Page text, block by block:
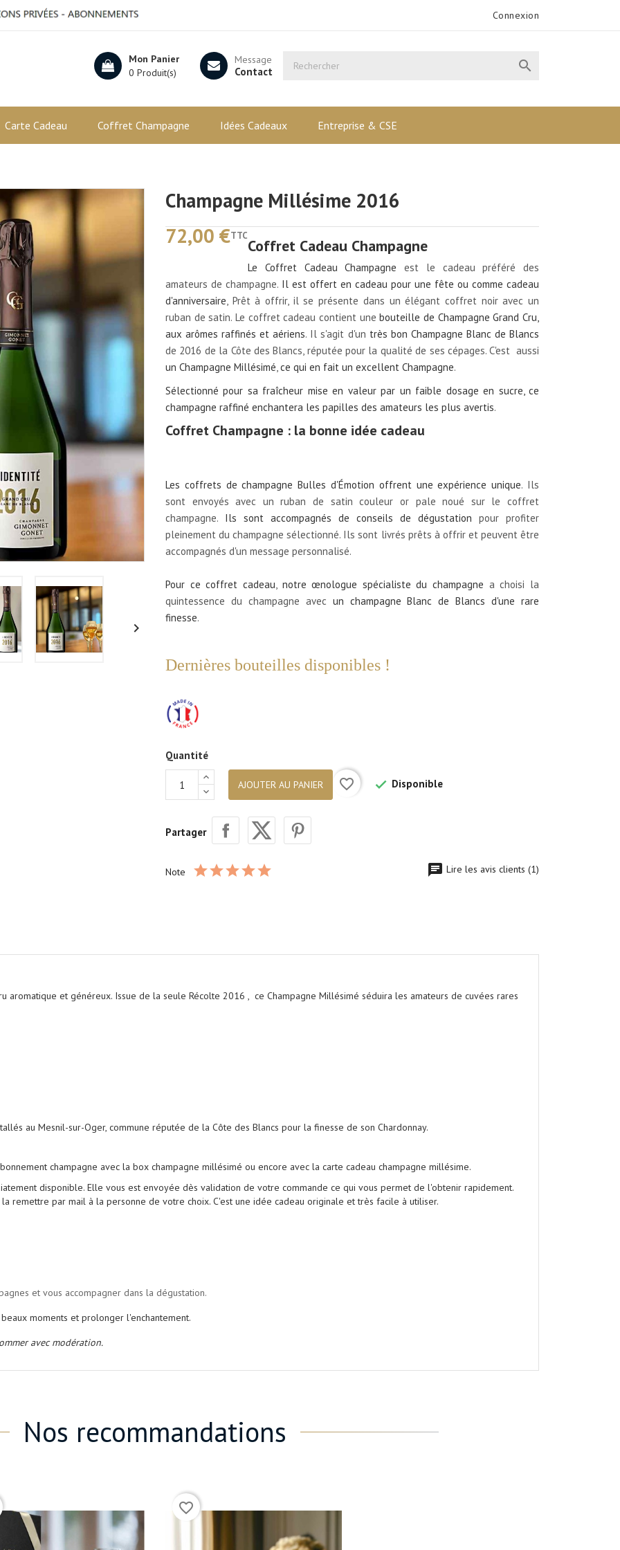
Connexion

Message
Contact
Mon Panier
0 Produit(s)
Carte Cadeau Coffret Champagne Idées Cadeaux Entreprise & CSE

Champagne Millésime 2016
72,00 €TTC
Coffret Cadeau Champagne
Le Coffret Cadeau Champagne est le cadeau préféré des
amateurs de champagne. Il est offert en cadeau pour une fête ou comme cadeau
d'anniversaire, Prêt à offrir, il se présente dans un élégant coffret noir avec un
ruban de satin. Le coffret cadeau contient unebouteille de Champagne Grand Cru,
aux arômes raffinés et aériens. Il s'agit d'un très bon Champagne Blanc de Blancs
de 2016 de la Côte des Blancs, réputée pour la qualité de ses cépages. C'est aussi
un Champagne Millésimé,ce qui en fait un excellent Champagne.
Sélectionné pour sa fraîcheur mise en valeur par un faible dosage en sucre, ce
champagne raffiné enchantera les papilles des amateurs les plus avertis.
Coffret Champagne : la bonne idée cadeau
Les coffrets de champagne Bulles d'Émotion offrent une expérience unique. Ils
sont envoyés avec un ruban de satin couleur or pale noué sur le coffret
champagne. Ils sont accompagnés de conseils de dégustation pour profiter
pleinement du champagne sélectionné. Ils sont livrés prêts à offrir et peuvent être
accompagnés d'un message personnalisé.
Pour ce coffret cadeau, notre œnologue spécialiste du champagne a choisi la
quintessence du champagne avec un champagne Blanc de Blancs d'une rare
finesse.
Dernières bouteilles disponibles !
Quantité
AJOUTER AU PANIER favorite_border  Disponible
Partager
Note Lire les avis clients (1)
aromatique et généreux. Issue de la seule Récolte 2016 , ce Champagne Millésimé séduira les amateurs de cuvées rares
au Mesnil-sur-Oger, commune réputée de la Côte des Blancs pour la finesse de son Chardonnay.
champagne avec la box champagne millésimé ou encore avec la carte cadeau champagne millésime.
disponible. Elle vous est envoyée dès validation de votre commande ce qui vous permet de l'obtenir rapidement.
remettre par mail à la personne de votre choix. C'est une idée cadeau originale et très facile à utiliser.
et vous accompagner dans la dégustation.
moments et prolonger l'enchantement.
avec modération.
Nos recommandations
favorite_border